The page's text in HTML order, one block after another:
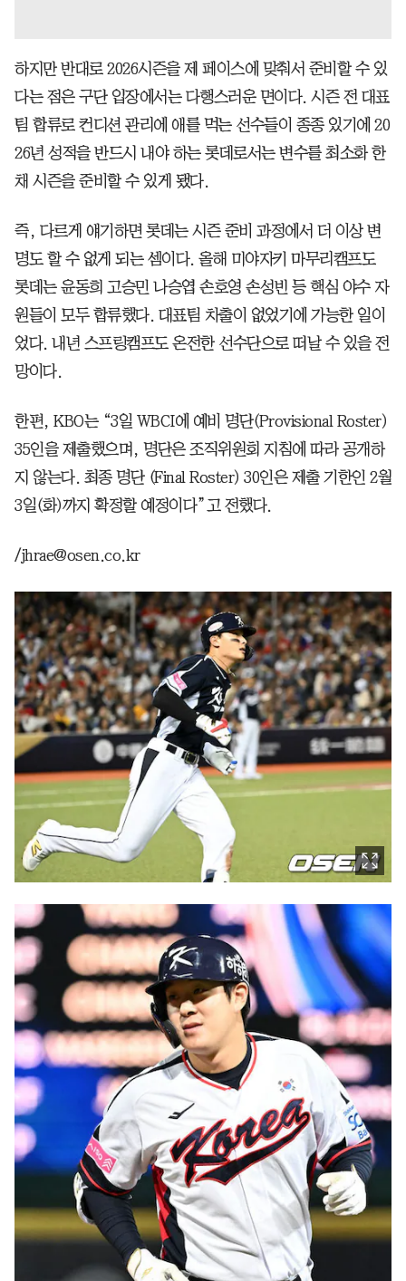
하지만 반대로 2026시즌을 제 페이스에 맞춰서 준비할 수 있
다는 점은 구단 입장에서는 다행스러운 면이다. 시즌 전 대표
팀 합류로 컨디션 관리에 애를 먹는 선수들이 종종 있기에 20
26년 성적을 반드시 내야 하는 롯데로서는 변수를 최소화 한
채 시즌을 준비할 수 있게 됐다.
즉, 다르게 얘기하면 롯데는 시즌 준비 과정에서 더 이상 변
명도 할 수 없게 되는 셈이다. 올해 미야자키 마무리캠프도
롯데는 윤동희 고승민 나승엽 손호영 손성빈 등 핵심 야수 자
원들이 모두 합류했다. 대표팀 차출이 없었기에 가능한 일이
었다. 내년 스프링캠프도 온전한 선수단으로 떠날 수 있을 전
망이다.
한편, KBO는 “3일 WBCI에 예비 명단(Provisional Roster)
35인을 제출했으며, 명단은 조직위원회 지침에 따라 공개하
지 않는다. 최종 명단 (Final Roster) 30인은 제출 기한인 2월
3일(화)까지 확정할 예정이다”고 전했다.
/jhrae@osen.co.kr